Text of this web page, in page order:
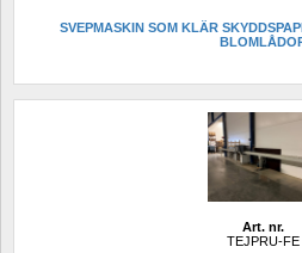
SVEPMASKIN SOM KLÄR
Art. nr.
TEJPRU-FE